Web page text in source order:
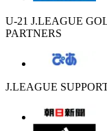
U-21 J.LEAGUE
PARTNERS
J.LEAGUE